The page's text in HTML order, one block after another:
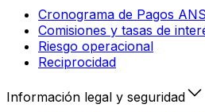
Cronograma de Pagos
Comisiones y tasas de
Riesgo operacional
Reciprocidad
Información legal y seguridad